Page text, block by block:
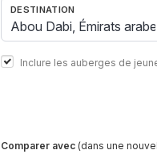
DESTINATION
Inclure les auberges de
Comparer avec (dans une